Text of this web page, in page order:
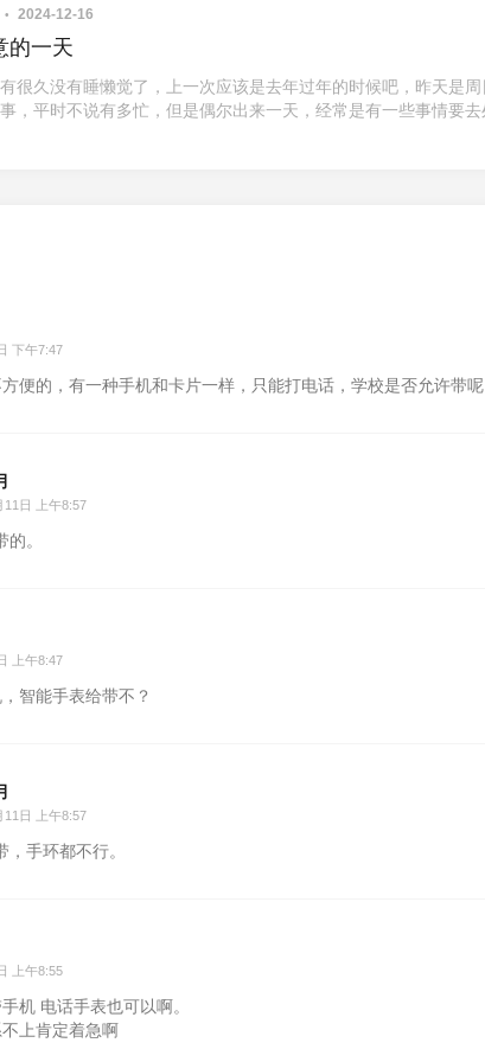
2024-12-16
的一天
很久没有睡懒觉了，上一次应该是去年过年的时候吧，昨天是
，平时不说有多忙，但是偶尔出来一天，经常是有一些事情要
下午7:47
便的，有一种手机和卡片一样，只能打电话，学校是否允许带呢
11日 上午8:57
。
上午8:47
智能手表给带不？
11日 上午8:57
，手环都不行。
上午8:55
机 电话手表也可以啊。
上肯定着急啊